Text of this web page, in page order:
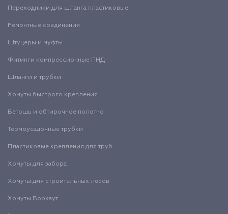
Переходники для шланга пластиковые
Ремонтные соединения
Штуцеры и муфты
Фитинги компрессионные ПНД
Шланги и трубки
Хомуты быстрого крепления
Ветошь и обтирочное полотно
Термоусадочные трубки
Пластиковые крепления для труб
Хомуты для забора
Хомуты для строительных лесов
Хомуты Воркаут